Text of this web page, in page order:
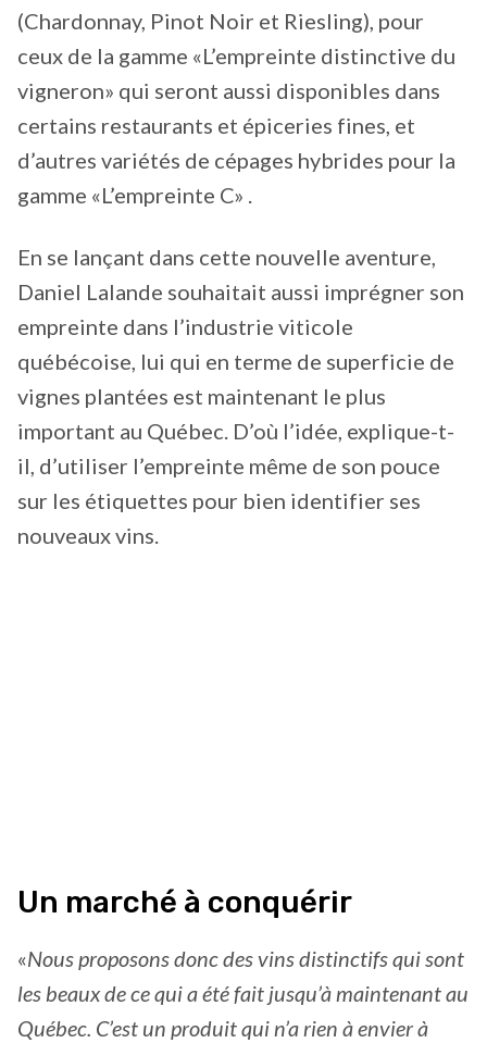
(Chardonnay, Pinot Noir et Riesling), pour
ceux de la gamme «L’empreinte distinctive du
vigneron» qui seront aussi disponibles dans
certains restaurants et épiceries fines, et
d’autres variétés de cépages hybrides pour la
gamme «L’empreinte C» .
En se lançant dans cette nouvelle aventure,
Daniel Lalande souhaitait aussi imprégner son
empreinte dans l’industrie viticole
québécoise, lui qui en terme de superficie de
vignes plantées est maintenant le plus
important au Québec. D’où l’idée, explique-t-
il, d’utiliser l’empreinte même de son pouce
sur les étiquettes pour bien identifier ses
nouveaux vins.
Un marché à conquérir
«Nous proposons donc des vins distinctifs qui sont
les beaux de ce qui a été fait jusqu’à maintenant au
Québec. C’est un produit qui n’a rien à envier à